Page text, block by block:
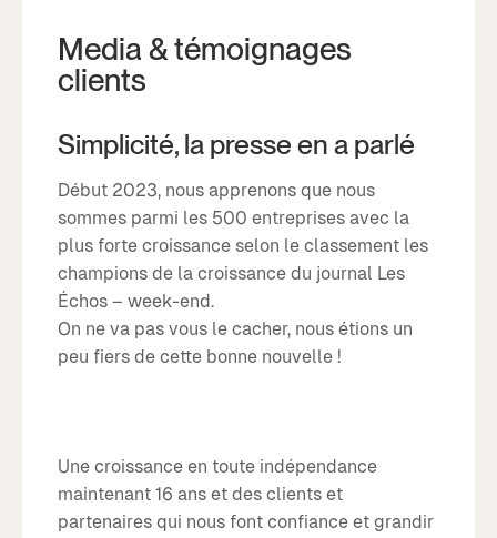
Media & témoignages
clients
Simplicité, la presse en a parlé
Début 2023, nous apprenons que nous
sommes parmi les 500 entreprises avec la
plus forte croissance selon le classement les
champions de la croissance du journal Les
Échos – week-end.
On ne va pas vous le cacher, nous étions un
peu fiers de cette bonne nouvelle !
Une croissance en toute indépendance
maintenant 16 ans et des clients et
partenaires qui nous font confiance et grandir